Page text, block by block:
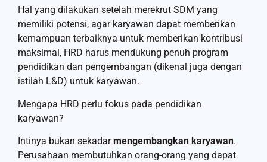
Hal yang dilakukan setelah merekrut SDM yang
memiliki potensi, agar karyawan dapat memberikan
kemampuan terbaiknya untuk memberikan kontribusi
maksimal, HRD harus mendukung penuh program
pendidikan dan pengembangan (dikenal juga dengan
istilah L&D) untuk karyawan.
Mengapa HRD perlu fokus pada pendidikan
karyawan?
Intinya bukan sekadarmengembangkan karyawan.
Perusahaan membutuhkan orang-orang yang dapat